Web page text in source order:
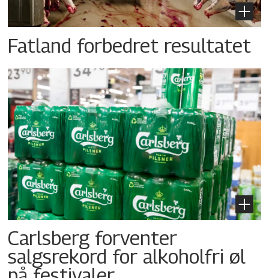
Fatland forbedret resultatet
Carlsberg forventer
salgsrekord for alkoholfri øl